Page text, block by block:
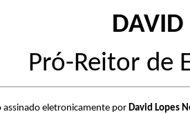
DAVID
Pró-Reitor de
assinado eletronicamente por David Lopes